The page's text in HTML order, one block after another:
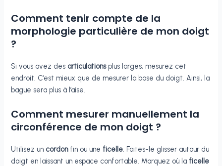
Comment tenir compte de la
morphologie particulière de mon doigt
?
Si vous avez des articulationsplus larges, mesurez cet
endroit. C’est mieux que de mesurer la base du doigt. Ainsi, la
bague sera plus à l’aise.
Comment mesurer manuellement la
circonférence de mon doigt ?
Utilisez un cordonfin ou une ficelle. Faites-le glisser autour du
doigt en laissant un espace confortable. Marquez où la ficelle